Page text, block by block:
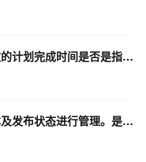
我设置的8月14日为计划完成时间，云效的计划完成时间是否是指8月14日的凌晨00:00:00？
云效对于iOS应用，云发布仅对应用版本及发布状态进行管理。是需要把打包的产物手动上传的发布平台吗？